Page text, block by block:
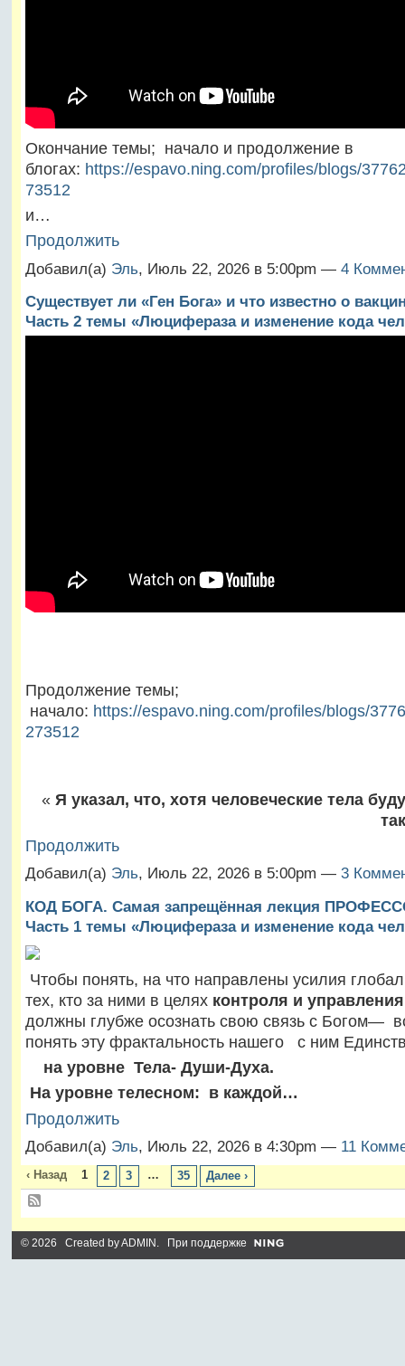
Окончание темы; начало и продолжение в
блогах: https://espavo.ning.com/profiles/blogs/
73512
и…
Продолжить
Добавил(а) Эль, Июль 22, 2026 в 5:00pm — 4
Существует ли «Ген Бога» и что известно о
Часть 2 темы «Люцифераза и изменение кода
Продолжение темы;
начало: https://espavo.ning.com/profiles/blogs/
273512
« Я указал, что, хотя человеческие тела
Продолжить
Добавил(а) Эль, Июль 22, 2026 в 5:00pm — 3
КОД БОГА. Самая запрещённая лекция
Часть 1 темы «Люцифераза и изменение кода
Чтобы понять, на что направлены усилия
тех, кто за ними в целях контроля и
должны глубже осознать свою связь с Богом—
понять эту фрактальность нашего с ним
на уровне Тела- Души-Духа.
На уровне телесном: в каждой…
Продолжить
Добавил(а) Эль, Июль 22, 2026 в 4:30pm — 11
‹ Назад 1 2 3 … 35 Далее ›
© 2026 Created byADMIN . При поддержке